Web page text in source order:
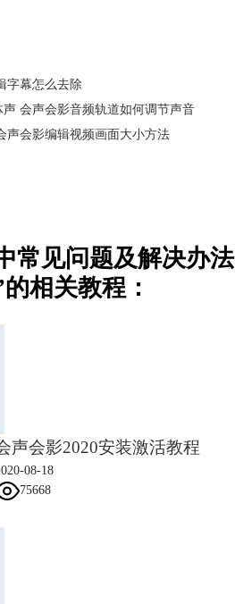
转速低，CPU主频低和内存太小等造成
用会声会影的DV转DVD向导模式时，无
字幕怎么去除
会声会影音频轨道如何调节声音
声会影编辑视频画面大小方法
常见问题及解决办法
的相关教程：
声会影2020安装激活教程
08-18
75668